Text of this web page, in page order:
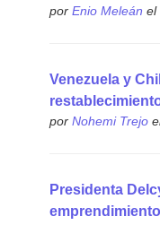
por Enio Meleán el
Venezuela y
por Nohemi Trejo
Presidenta